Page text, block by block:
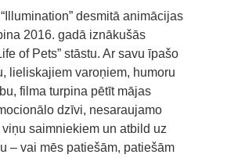
desmitā animācijas
2016. gadā iznākušās
of Pets” stāstu. Ar savu īpašo
lieliskajiem varoņiem, humoru
filma turpina pētīt mājas
dzīvi, nesaraujamo
saimniekiem un atbild uz
– vai mēs patiešām, patiešām